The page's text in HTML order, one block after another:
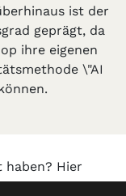
ist der
geprägt, da
ihre eigenen
\"AI
haben? Hier